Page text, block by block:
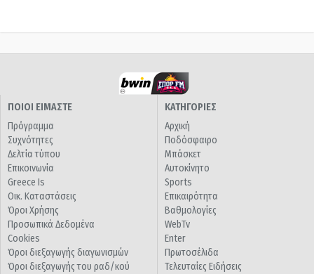
ΠΟΙΟΙ ΕΙΜΑΣΤΕ
Πρόγραμμα
Συχνότητες
Δελτία τύπου
Επικοινωνία
Greece Is
Οικ. Καταστάσεις
Όροι Χρήσης
Προσωπικά Δεδομένα
Cookies
Όροι διεξαγωγής διαγωνισμών
Όροι διεξαγωγής του ραδ/κού
ΚΑΤΗΓΟΡΙΕΣ
Αρχική
Ποδόσφαιρο
Μπάσκετ
Αυτοκίνητο
Sports
Επικαιρότητα
Βαθμολογίες
WebTv
Enter
Πρωτοσέλιδα
Τελευταίες Ειδήσεις